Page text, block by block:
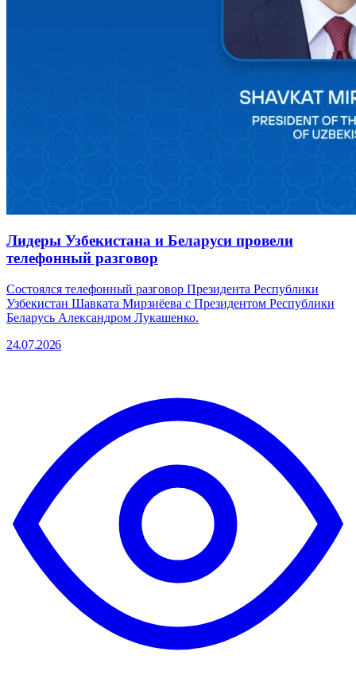
Лидеры Узбекистана и Беларуси провели
телефонный разговор
Состоялся телефонный разговор Президента Республики
Узбекистан Шавката Мирзиёева с Президентом Республики
Беларусь Александром Лукашенко.
24.07.2026